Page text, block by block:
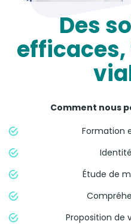
Des
Comment nous
Formation
Étude de
Proposition de